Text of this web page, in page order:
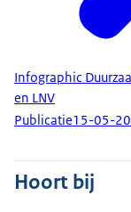
Infographic
en LNV
Publicatie15-05-
Hoort bij